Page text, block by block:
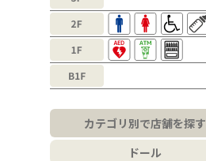
カテゴリ別で店舗を探す
ドール